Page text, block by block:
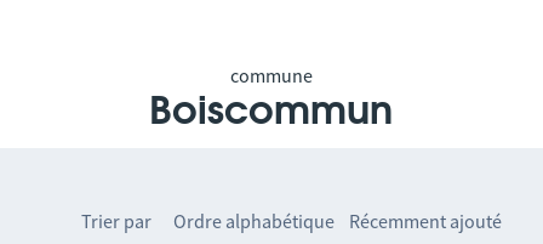
commune
Boiscommun
Trier par Ordre alphabétique Récemment ajouté